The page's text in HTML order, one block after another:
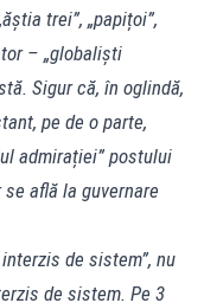
trei”, „papițoi”,
– „globaliști
Sigur că, în oglindă,
pe de o parte,
admirației” postului
află la guvernare
de sistem”, nu
de sistem. Pe 3